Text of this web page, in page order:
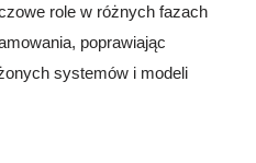
role w różnych fazach
poprawiając
systemów i modeli